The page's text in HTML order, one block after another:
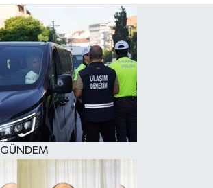
GÜNDEM
Trafik Durumu
Süper Lig Puan Durumu ve Fikstür
Tüm Manşetler
Son Dakika Haberleri
Haber Arşivi